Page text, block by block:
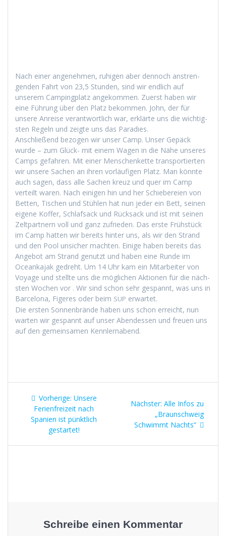
Nach ein­er angenehmen, ruhi­gen aber den­noch anstren­
gen­den Fahrt von 23,5 Stun­den, sind wir endlich auf
unserem Camp­ing­platz angekom­men. Zuerst haben wir
eine Führung über den Platz bekom­men. John, der für
unsere Anreise ver­ant­wortlich war, erk­lärte uns die wichtig­
sten Regeln und zeigte uns das Paradies.
Anschließend bezo­gen wir unser Camp. Unser Gepäck
wurde – zum Glück- mit einem Wagen in die Nähe unseres
Camps gefahren. Mit ein­er Men­schen­kette trans­portierten
wir unsere Sachen an ihren vor­läu­fi­gen Platz. Man kön­nte
auch sagen, dass alle Sachen kreuz und quer im Camp
verteilt waren. Nach eini­gen hin und her Schiebereien von
Bet­ten, Tis­chen und Stühlen hat nun jed­er ein Bett, seinen
eigene Kof­fer, Schlaf­sack und Rück­sack und ist mit seinen
Zelt­part­nern voll und ganz zufrieden. Das erste Früh­stück
im Camp hat­ten wir bere­its hin­ter uns, als wir den Strand
und den Pool unsich­er macht­en. Einige haben bere­its das
Ange­bot am Strand genutzt und haben eine Runde im
Oceanka­jak gedreht. Um 14 Uhr kam ein Mitar­beit­er von
Voy­age und stellte uns die möglichen Aktio­nen für die näch­
sten Wochen vor . Wir sind schon sehr ges­pan­nt, was uns in
Barcelona, Figeres oder beim SUP erwartet.
Die ersten Son­nen­brände haben uns schon erre­icht, nun
warten wir ges­pan­nt auf unser Aben­dessen und freuen uns
auf den gemein­samen Kennlernabend.
Beitragsnavigation
Vorherige: Vorheriger
Beitrag:
Unsere
Ferienfreizeit nach
Spanien ist pünktlich
gestartet!
Nächster: Nächster
Beitrag:
Alle Infos zu
„Braunschweig
Schwimmt Nachts“
Schreibe einen Kommentar